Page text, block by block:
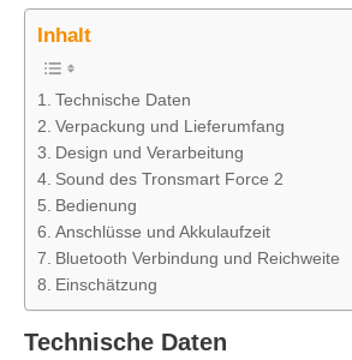
Inhalt
Technische Daten
Verpackung und Lieferumfang
Design und Verarbeitung
Sound des Tronsmart Force 2
Bedienung
Anschlüsse und Akkulaufzeit
Bluetooth Verbindung und Reichweite
Einschätzung
Technische Daten